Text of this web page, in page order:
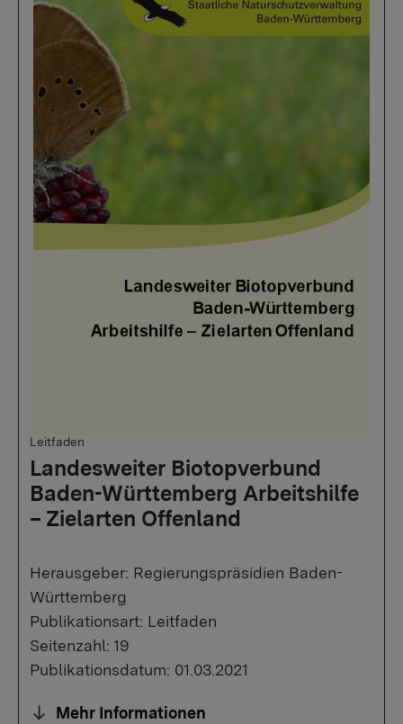
Landesweiter Biotopverbund
Baden-Württemberg Arbeitshilfe
– Zielarten Offenland
Leitfaden
Herausgeber: Regierungspräsidien Baden-
Württemberg
Publikationsart: Leitfaden
Seitenzahl: 19
Publikationsdatum: 01.03.2021
Mehr Informationen